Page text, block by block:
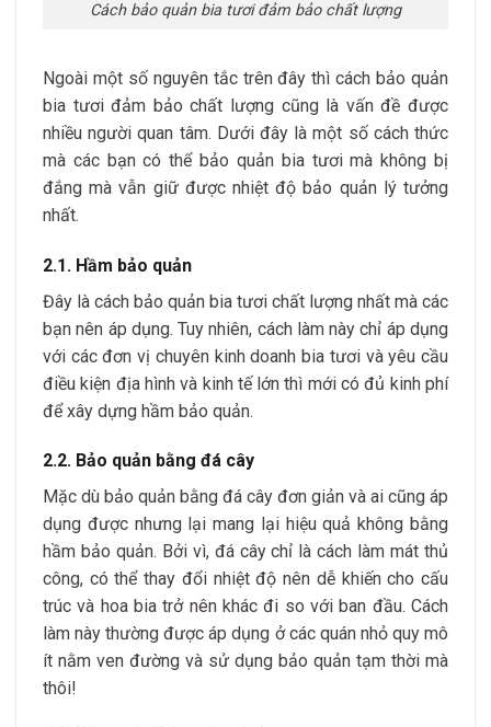
Cách bảo quản bia tươi đảm bảo chất lượng
Ngoài một số nguyên tắc trên đây thì cách bảo quản
bia tươi đảm bảo chất lượng cũng là vấn đề được
nhiều người quan tâm. Dưới đây là một số cách thức
mà các bạn có thể bảo quản bia tươi mà không bị
đắng mà vẫn giữ được nhiệt độ bảo quản lý tưởng
nhất.
2.1. Hầm bảo quản
Đây là cách bảo quản bia tươi chất lượng nhất mà các
bạn nên áp dụng. Tuy nhiên, cách làm này chỉ áp dụng
với các đơn vị chuyên kinh doanh bia tươi và yêu cầu
điều kiện địa hình và kinh tế lớn thì mới có đủ kinh phí
để xây dựng hầm bảo quản.
2.2. Bảo quản bằng đá cây
Mặc dù bảo quản bằng đá cây đơn giản và ai cũng áp
dụng được nhưng lại mang lại hiệu quả không bằng
hầm bảo quản. Bởi vì, đá cây chỉ là cách làm mát thủ
công, có thể thay đổi nhiệt độ nên dễ khiến cho cấu
trúc và hoa bia trở nên khác đi so với ban đầu. Cách
làm này thường được áp dụng ở các quán nhỏ quy mô
ít nằm ven đường và sử dụng bảo quản tạm thời mà
thôi!